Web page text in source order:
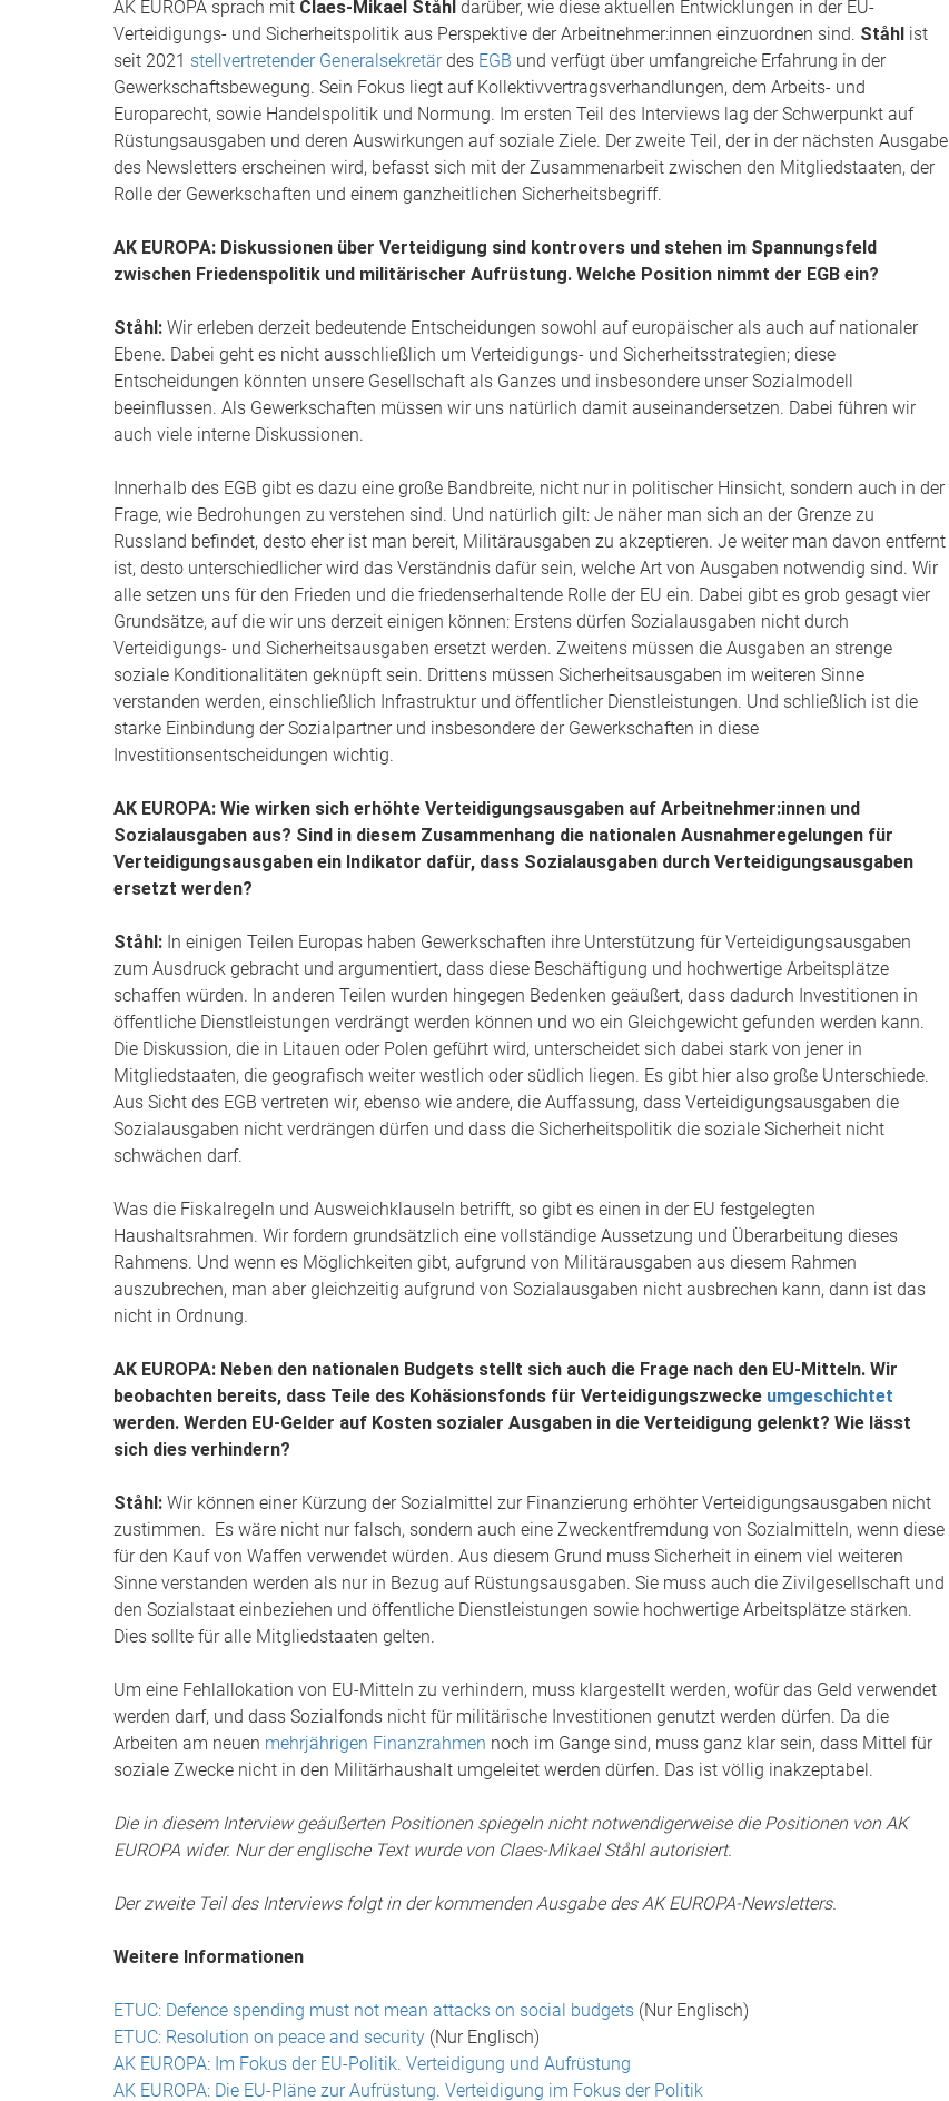
AK EUROPA sprach mit Claes-Mikael Ståhl darüber, wie diese aktuellen Entwicklungen in der EU-
Verteidigungs- und Sicherheitspolitik aus Perspektive der Arbeitnehmer:innen einzuordnen sind. Ståhl ist
seit 2021 stellvertretender Generalsekretärdes EGB und verfügt über umfangreiche Erfahrung in der
Gewerkschaftsbewegung. Sein Fokus liegt auf Kollektivvertragsverhandlungen, dem Arbeits- und
Europarecht, sowie Handelspolitik und Normung. Im ersten Teil des Interviews lag der Schwerpunkt auf
Rüstungsausgaben und deren Auswirkungen auf soziale Ziele. Der zweite Teil, der in der nächsten Ausgabe
des Newsletters erscheinen wird, befasst sich mit der Zusammenarbeit zwischen den Mitgliedstaaten, der
Rolle der Gewerkschaften und einem ganzheitlichen Sicherheitsbegriff.
AK EUROPA: Diskussionen über Verteidigung sind kontrovers und stehen im Spannungsfeld
zwischen Friedenspolitik und militärischer Aufrüstung. Welche Position nimmt der EGB ein?
Ståhl: Wir erleben derzeit bedeutende Entscheidungen sowohl auf europäischer als auch auf nationaler
Ebene. Dabei geht es nicht ausschließlich um Verteidigungs- und Sicherheitsstrategien; diese
Entscheidungen könnten unsere Gesellschaft als Ganzes und insbesondere unser Sozialmodell
beeinflussen. Als Gewerkschaften müssen wir uns natürlich damit auseinandersetzen. Dabei führen wir
auch viele interne Diskussionen.
Innerhalb des EGB gibt es dazu eine große Bandbreite, nicht nur in politischer Hinsicht, sondern auch in der
Frage, wie Bedrohungen zu verstehen sind. Und natürlich gilt: Je näher man sich an der Grenze zu
Russland befindet, desto eher ist man bereit, Militärausgaben zu akzeptieren. Je weiter man davon entfernt
ist, desto unterschiedlicher wird das Verständnis dafür sein, welche Art von Ausgaben notwendig sind. Wir
alle setzen uns für den Frieden und die friedenserhaltende Rolle der EU ein. Dabei gibt es grob gesagt vier
Grundsätze, auf die wir uns derzeit einigen können: Erstens dürfen Sozialausgaben nicht durch
Verteidigungs- und Sicherheitsausgaben ersetzt werden. Zweitens müssen die Ausgaben an strenge
soziale Konditionalitäten geknüpft sein. Drittens müssen Sicherheitsausgaben im weiteren Sinne
verstanden werden, einschließlich Infrastruktur und öffentlicher Dienstleistungen. Und schließlich ist die
starke Einbindung der Sozialpartner und insbesondere der Gewerkschaften in diese
Investitionsentscheidungen wichtig.
AK EUROPA: Wie wirken sich erhöhte Verteidigungsausgaben auf Arbeitnehmer:innen und
Sozialausgaben aus? Sind in diesem Zusammenhang die nationalen Ausnahmeregelungen für
Verteidigungsausgaben ein Indikator dafür, dass Sozialausgaben durch Verteidigungsausgaben
ersetzt werden?
Ståhl: In einigen Teilen Europas haben Gewerkschaften ihre Unterstützung für Verteidigungsausgaben
zum Ausdruck gebracht und argumentiert, dass diese Beschäftigung und hochwertige Arbeitsplätze
schaffen würden. In anderen Teilen wurden hingegen Bedenken geäußert, dass dadurch Investitionen in
öffentliche Dienstleistungen verdrängt werden können und wo ein Gleichgewicht gefunden werden kann.
Die Diskussion, die in Litauen oder Polen geführt wird, unterscheidet sich dabei stark von jener in
Mitgliedstaaten, die geografisch weiter westlich oder südlich liegen. Es gibt hier also große Unterschiede.
Aus Sicht des EGB vertreten wir, ebenso wie andere, die Auffassung, dass Verteidigungsausgaben die
Sozialausgaben nicht verdrängen dürfen und dass die Sicherheitspolitik die soziale Sicherheit nicht
schwächen darf.
Was die Fiskalregeln und Ausweichklauseln betrifft, so gibt es einen in der EU festgelegten
Haushaltsrahmen. Wir fordern grundsätzlich eine vollständige Aussetzung und Überarbeitung dieses
Rahmens. Und wenn es Möglichkeiten gibt, aufgrund von Militärausgaben aus diesem Rahmen
auszubrechen, man aber gleichzeitig aufgrund von Sozialausgaben nicht ausbrechen kann, dann ist das
nicht in Ordnung.
AK EUROPA: Neben den nationalen Budgets stellt sich auch die Frage nach den EU-Mitteln. Wir
beobachten bereits, dass Teile des Kohäsionsfonds für Verteidigungszwecke umgeschichtet
werden. Werden EU-Gelder auf Kosten sozialer Ausgaben in die Verteidigung gelenkt? Wie lässt
sich dies verhindern?
Ståhl: Wir können einer Kürzung der Sozialmittel zur Finanzierung erhöhter Verteidigungsausgaben nicht
zustimmen. Es wäre nicht nur falsch, sondern auch eine Zweckentfremdung von Sozialmitteln, wenn diese
für den Kauf von Waffen verwendet würden. Aus diesem Grund muss Sicherheit in einem viel weiteren
Sinne verstanden werden als nur in Bezug auf Rüstungsausgaben. Sie muss auch die Zivilgesellschaft und
den Sozialstaat einbeziehen und öffentliche Dienstleistungen sowie hochwertige Arbeitsplätze stärken.
Dies sollte für alle Mitgliedstaaten gelten.
Um eine Fehlallokation von EU-Mitteln zu verhindern, muss klargestellt werden, wofür das Geld verwendet
werden darf, und dass Sozialfonds nicht für militärische Investitionen genutzt werden dürfen. Da die
Arbeiten am neuen mehrjährigen Finanzrahmen noch im Gange sind, muss ganz klar sein, dass Mittel für
soziale Zwecke nicht in den Militärhaushalt umgeleitet werden dürfen. Das ist völlig inakzeptabel.
Die in diesem Interview geäußerten Positionen spiegeln nicht notwendigerweise die Positionen von AK
EUROPA wider. Nur der englische Text wurde von Claes-Mikael Ståhl autorisiert.
Der zweite Teil des Interviews folgt in der kommenden Ausgabe des AK EUROPA-Newsletters.
Weitere Informationen
ETUC: Defence spending must not mean attacks on social budgets (Nur Englisch)
ETUC: Resolution on peace and security (Nur Englisch)
AK EUROPA: Im Fokus der EU-Politik. Verteidigung und Aufrüstung
AK EUROPA: Die EU-Pläne zur Aufrüstung. Verteidigung im Fokus der Politik